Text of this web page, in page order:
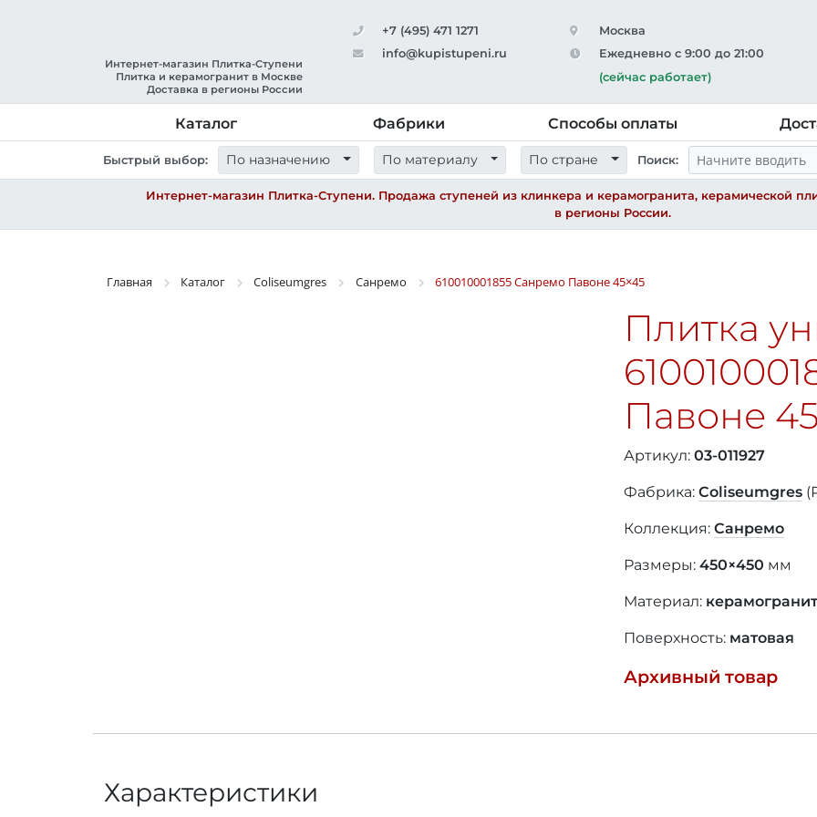
Интернет-магазин Плитка-Ступени
Плитка и керамогранит в Москве
Доставка в регионы России
+7 (495) 471 1271
info@kupistupeni.ru
Москва
Ежедневно с 9:00 до 21:00
(сейчас работает)
Каталог Фабрики Способы оплаты
Быстрый выбор: По назначению По материалу По стране Поиск:
Интернет-магазин Плитка-Ступени. Продажа ступеней из клинкера и керамогранита, керамической
в регионы России.
Главная Каталог Coliseumgres Санремо 610010001855 Санремо Павоне45×45
Плитка
Павоне
Артикул: 03-011927
Фабрика: Coliseumgres
Коллекция: Санремо
Размеры: 450×450 мм
Материал: керамогранит
Поверхность: матовая
Архивный товар
Характеристики